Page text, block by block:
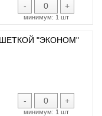
- +
минимум: 1 шт
"ЭКОНОМ"
- +
минимум: 1 шт